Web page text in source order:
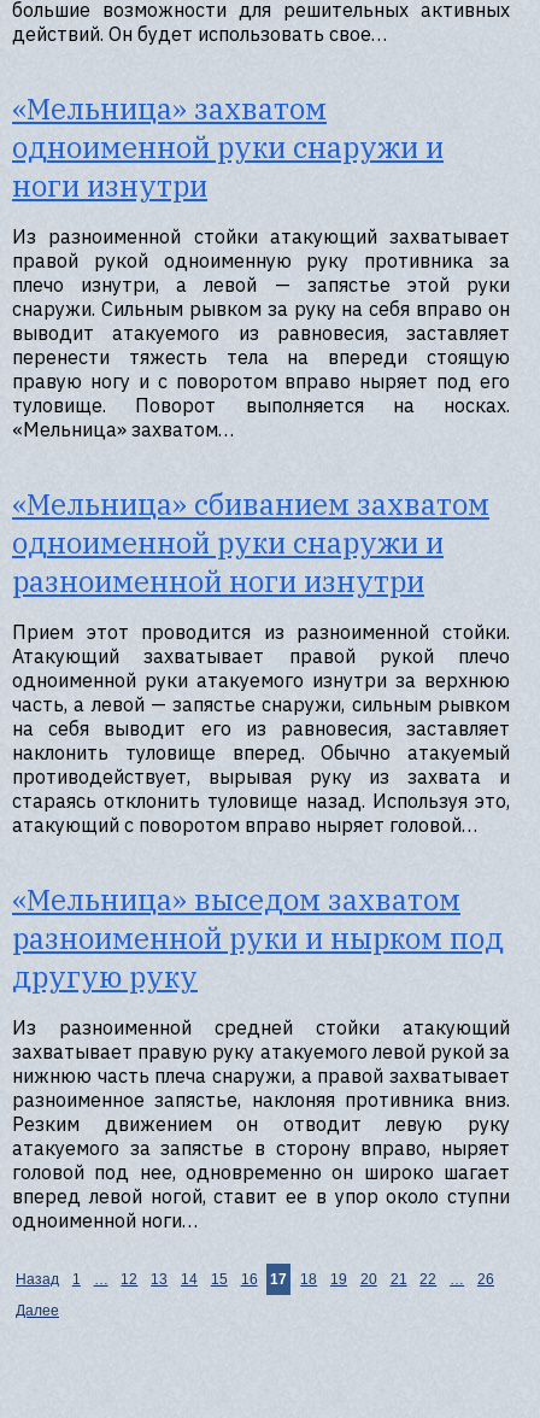
большие возможности для решительных активных
действий. Он будет использовать свое…
«Мельница» захватом
одноименной руки снаружи и
ноги изнутри
Из разноименной стойки атакующий захватывает
правой рукой одноименную руку противника за
плечо изнутри, а левой — запястье этой руки
снаружи. Сильным рывком за руку на себя вправо он
выводит атакуемого из равновесия, заставляет
перенести тяжесть тела на впереди стоящую
правую ногу и с поворотом вправо ныряет под его
туловище. Поворот выполняется на носках.
«Мельница» захватом…
«Мельница» сбиванием захватом
одноименной руки снаружи и
разноименной ноги изнутри
Прием этот проводится из разноименной стойки.
Атакующий захватывает правой рукой плечо
одноименной руки атакуемого изнутри за верхнюю
часть, а левой — запястье снаружи, сильным рывком
на себя выводит его из равновесия, заставляет
наклонить туловище вперед. Обычно атакуемый
противодействует, вырывая руку из захвата и
стараясь отклонить туловище назад. Используя это,
атакующий с поворотом вправо ныряет головой…
«Мельница» выседом захватом
разноименной руки и нырком под
другую руку
Из разноименной средней стойки атакующий
захватывает правую руку атакуемого левой рукой за
нижнюю часть плеча снаружи, а правой захватывает
разноименное запястье, наклоняя противника вниз.
Резким движением он отводит левую руку
атакуемого за запястье в сторону вправо, ныряет
головой под нее, одновременно он широко шагает
вперед левой ногой, ставит ее в упор около ступни
одноименной ноги…
Назад 1 … 12 13 14 15 16 17 18 19 20 21 22 …
26
Далее